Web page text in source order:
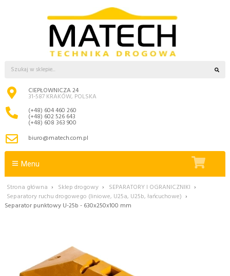
CIEPŁOWNICZA 24
31-587 KRAKÓW, POLSKA
(+48) 604 460 260
(+48) 602 526 643
(+48) 608 363 900
biuro@matech.com.pl
Menu
Strona główna › Sklep drogowy › SEPARATORY I OGRANICZNIKI ›
Separatory ruchu drogowego (liniowe, U25a, U25b, łańcuchowe) ›
Separator punktowy U-25b - 630x250x100 mm